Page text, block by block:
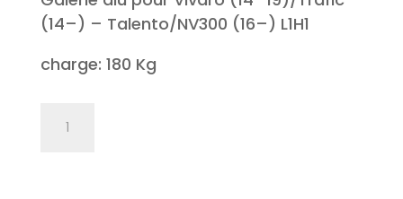
(14–) – Talento/NV300 (16–) L1H1
charge: 180 Kg